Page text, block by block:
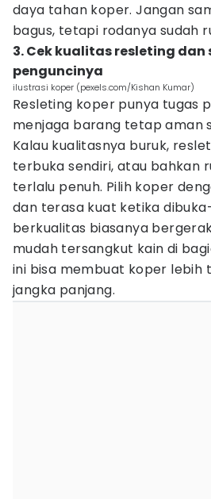
daya tahan koper. Jangan
bagus, tetapi rodanya sudah
3. Cek kualitas resleting dan
penguncinya
ilustrasi koper (pexels.com/Kishan Kumar)
Resleting koper punya tugas
menjaga barang tetap aman
Kalau kualitasnya buruk,
terbuka sendiri, atau bahkan
terlalu penuh. Pilih koper
dan terasa kuat ketika
berkualitas biasanya
mudah tersangkut kain di
ini bisa membuat koper lebih
jangka panjang.